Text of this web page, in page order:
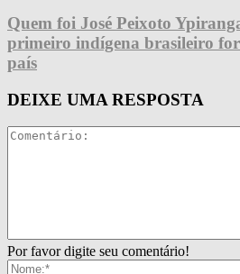
Quem foi José Peixoto
primeiro indígena brasileiro
país
DEIXE UMA RESPOSTA
Por favor digite seu comentário!